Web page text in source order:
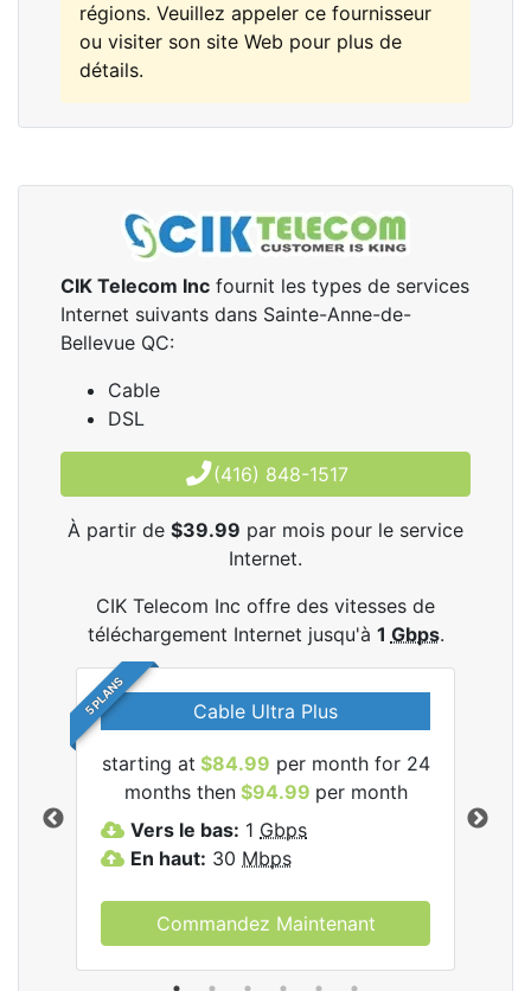
régions. Veuillez appeler ce fournisseur
ou visiter son site Web pour plus de
détails.
CIK Telecom Inc fournit les types de services
Internet suivants dans Sainte-Anne-de-
Bellevue QC:
Cable
DSL
(416) 848-1517
À partir de $39.99 par mois pour le service
Internet.
CIK Telecom Inc offre des vitesses de
téléchargement Internet jusqu'à 1 Gbps.
5 PLANS Cable Ultra Plus
starting at $84.99 per month for 24
months then$94.99 per month
Vers le bas: 1 Gbps
En haut: 30 Mbps
Commandez Maintenant